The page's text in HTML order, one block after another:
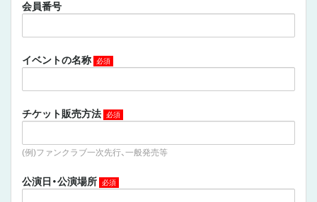
会員番号
イベントの名称
チケット販売方法
(例)ファンクラブ一次先行、一般発売等
公演日・公演場所